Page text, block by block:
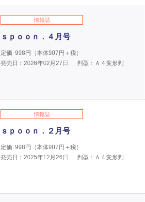
情報誌
ｓｐｏｏｎ．４月号
定価 998円（本体907円＋税）
発売日：2026年02月27日
判型：Ａ４変形判
情報誌
ｓｐｏｏｎ．２月号
定価 998円（本体907円＋税）
発売日：2025年12月26日
判型：Ａ４変形判